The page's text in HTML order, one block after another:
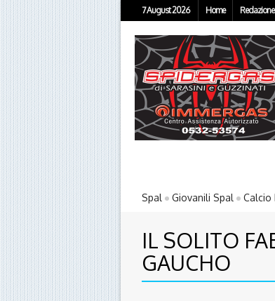
7 August 2026 Home Redazione
Spal Giovanili Spal Calcio
IL SOLITO
GAUCHO